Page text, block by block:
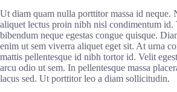
Ut diam quam nulla porttitor massa id neque.
aliquet lectus proin nibh nisl condimentum id.
bibendum neque egestas congue quisque.
enim ut sem viverra aliquet eget sit. At urna
mattis pellentesque id nibh tortor id. Velit
arcu odio ut sem. In pellentesque massa
lacus sed. Ut porttitor leo a diam sollicitudin.